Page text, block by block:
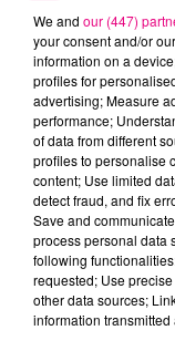
FILS
24 juillet 2026
INCENDIE À
Alors que la
We and our (447)
your consent and/or
information on a
profiles for
advertising; Measure
performance;
of data from different
profiles to personalise
content; Use limited
detect fraud, and fix
Save and
process personal data
following
requested; Use
other data sources;
information transmitted